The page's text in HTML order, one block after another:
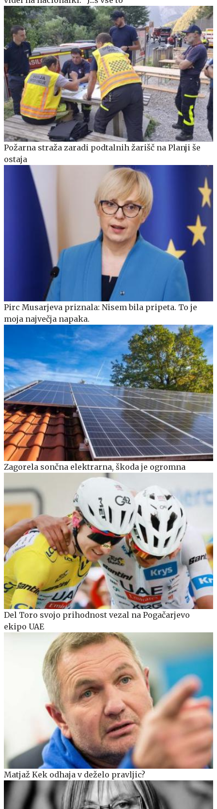
Požarna straža zaradi podtalnih žarišč na Planji še
ostaja
Pirc Musarjeva priznala: Nisem bila pripeta. To je
moja največja napaka.
Zagorela sončna elektrarna, škoda je ogromna
Del Toro svojo prihodnost vezal na Pogačarjevo
ekipo UAE
Matjaž Kek odhaja v deželo pravljic?